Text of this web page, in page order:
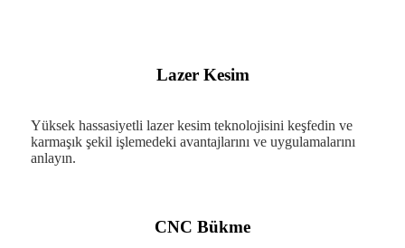
Lazer Kesim
Yüksek hassasiyetli lazer kesim teknolojisini keşfedin ve
karmaşık şekil işlemedeki avantajlarını ve uygulamalarını
anlayın.
CNC Bükme